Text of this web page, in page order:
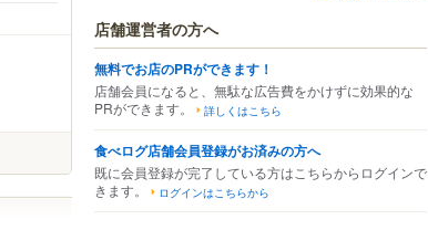
店舗運営者の方へ
無料でお店のPRができます！
店舗会員になると、無駄な広告費をかけずに効果的な
PRができます。
詳しくはこちら
食べログ店舗会員登録がお済みの方へ
既に会員登録が完了している方はこちらからログインで
きます。
ログインはこちらから